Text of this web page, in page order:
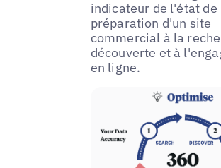
indicateur de l'état de
préparation d'un site
commercial à la
découverte et à
en ligne.